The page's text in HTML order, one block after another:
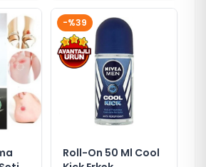
-%39
Roll-On 50 Ml Cool